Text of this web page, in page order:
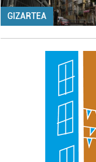
GIZARTEA